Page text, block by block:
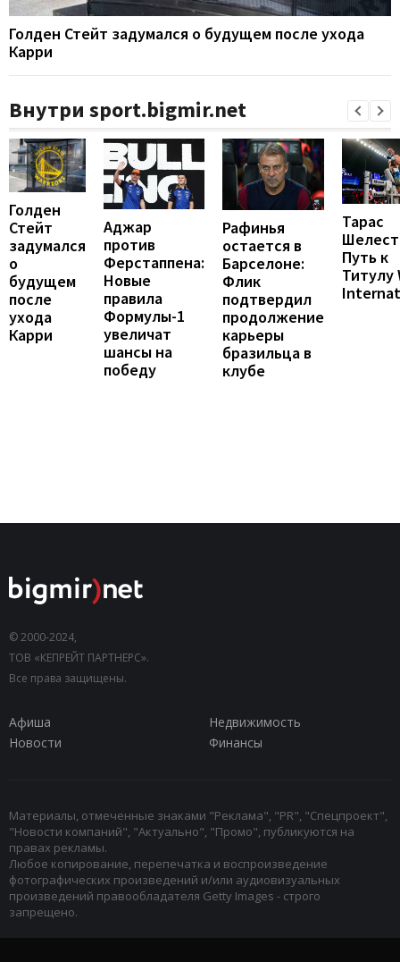
Голден Стейт задумался о будущем после ухода
Карри
Внутри sport.bigmir.net
Голден
Стейт
задумался
о
будущем
после
ухода
Карри
Аджар
против
Ферстаппена:
Новые
правила
Формулы-1
увеличат
шансы на
победу
Рафинья
остается в
Барселоне:
Флик
подтвердил
продолжение
карьеры
бразильца в
клубе
Тарас
Путь к
Титулу
© 2000-2024,
ТОВ «КЕПРЕЙТ ПАРТНЕРС».
Все права защищены.
Афиша
Недвижимость
Новости
Финансы
Материалы, отмеченные знаками "Реклама", "PR", "Спецпроект",
"Новости компаний", "Актуально", "Промо", публикуются на
правах рекламы.
Любое копирование, перепечатка и воспроизведение
фотографических произведений и/или аудиовизуальных
произведений правообладателя Getty Images - строго
запрещено.